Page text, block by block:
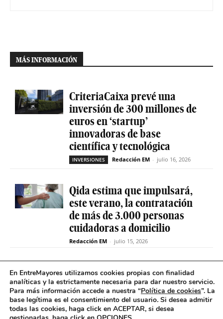
MÁS INFORMACIÓN
CriteriaCaixa prevé una
inversión de 300 millones de
euros en ‘startup’
innovadoras de base
científica y tecnológica
INVERSIONES Redacción EM - julio 16, 2026
Qida estima que impulsará,
este verano, la contratación
de más de 3.000 personas
cuidadoras a domicilio
Redacción EM - julio 15, 2026
La sociedad de capital riesgo
Axis invertirá hasta 15
millones en Qida para
acelerar su expansión
En EntreMayores utilizamos cookies propias con finalidad
analíticas y la estrictamente necesaria para dar nuestro servicio.
Para más información accede a nuestra “Política de cookies”. La
base legítima es el consentimiento del usuario. Si desea admitir
todas las cookies, haga click en ACEPTAR, si desea